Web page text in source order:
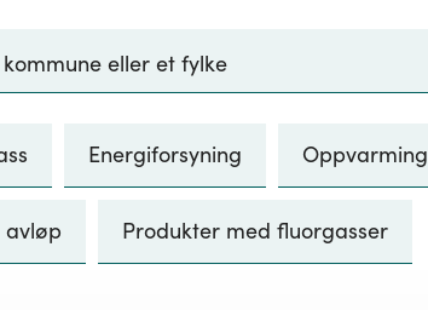
Energiforsyning Oppvarming
avløp Produkter med fluorgasser